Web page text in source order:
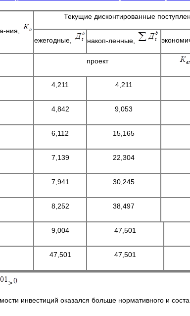
ния,
Текущие дисконтированные
ежегодные, накоп-ленные,
проект
4,211 4,211
4,842 9,053
6,112 15,165
7,139 22,304
7,941 30,245
8,252 38,497
9,004 47,501
47,501 47,501
>
инвестиций оказался больше нормативного и